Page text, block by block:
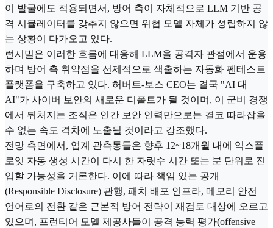
이 발굴에도 적용되면서, 방어 측이 자체적으로 LLM 기반 공
격 시뮬레이터를 갖추지 않으면 위협 모델 자체가 성립하지 않
는 상황이 다가오고 있다.
런시빌은 이러한 흐름에 대응해 LLM을 공격자 관점에서 운용
하며 방어 측 취약점을 선제적으로 색출하는 자동화 펜테스트
플랫폼을 구축하고 있다. 허버트-보스 CEO는 결국 "AI 대
AI"가 사이버 보안의 새로운 디폴트가 될 것이며, 이 군비 경쟁
에서 뒤처지는 조직은 인간 보안 인력만으로는 결코 따라잡을
수 없는 속도 격차에 노출될 것이라고 강조했다.
전망 측면에서, 업계 관측통들은 향후 12~18개월 내에 익스플
로잇 자동 생성 시간이 다시 한 자릿수 시간 또는 분 단위로 진
입할 가능성을 거론한다. 이에 따라 책임 있는 공개
(Responsible Disclosure) 관행, 패치 배포 인프라, 메모리 안전
언어로의 전환 같은 근본적 방어 전략이 재검토 대상에 오르고
있으며, 프런티어 모델 제공사들이 공격 능력 평가(offensive